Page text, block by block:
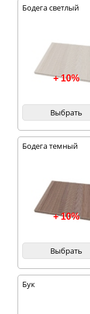
Бодега светлый
+ 10%
Выбрать
Бодега темный
+ 10%
Выбрать
Бук